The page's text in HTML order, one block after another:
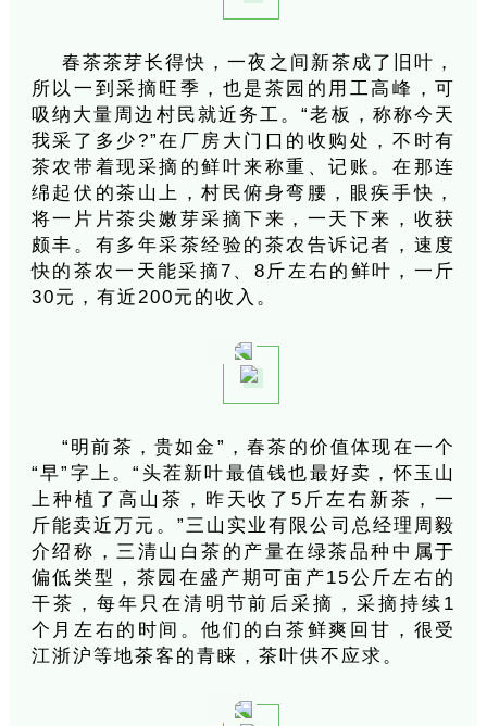
春茶茶芽长得快，一夜之间新茶成了旧叶，
所以一到采摘旺季，也是茶园的用工高峰，可
吸纳大量周边村民就近务工。“老板，称称今天
我采了多少?”在厂房大门口的收购处，不时有
茶农带着现采摘的鲜叶来称重、记账。在那连
绵起伏的茶山上，村民俯身弯腰，眼疾手快，
将一片片茶尖嫩芽采摘下来，一天下来，收获
颇丰。有多年采茶经验的茶农告诉记者，速度
快的茶农一天能采摘7、8斤左右的鲜叶，一斤
30元，有近200元的收入。
“明前茶，贵如金”，春茶的价值体现在一个
“早”字上。“头茬新叶最值钱也最好卖，怀玉山
上种植了高山茶，昨天收了5斤左右新茶，一
斤能卖近万元。”三山实业有限公司总经理周毅
介绍称，三清山白茶的产量在绿茶品种中属于
偏低类型，茶园在盛产期可亩产15公斤左右的
干茶，每年只在清明节前后采摘，采摘持续1
个月左右的时间。他们的白茶鲜爽回甘，很受
江浙沪等地茶客的青睐，茶叶供不应求。